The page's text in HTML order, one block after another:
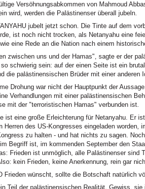
Versöhnungsabkommen von Mahmoud
wird, werden die Palästinenser überall jubeln.
jubelt jetzt schon. Die Tinte auf dem
ist noch nicht trocken, als Netanyahu eine
eine Rede an die Nation nach einem
zwischen uns und der Hamas", sagte er der
schwierig sein: auf der einen Seite ist ein
die palästinensischen Brüder mit einer anderen
Drohung war nicht der Hauptpunkt der
Verhandlungen mit einer palästinensischen
mit der "terroristischen Hamas" verbunden ist.
ist eine große Erleichterung für Netanyahu. Er
Herren des US-Kongresses eingeladen worden,
zu halten - und hat nichts zu sagen.
Begriff ist, im kommenden September den
Frieden ist unmöglich, alle Palästinenser sind
kein Frieden, keine Anerkennung, rein gar
Frieden wünscht, sollte die Botschaft natürlich
Teil der palästinensischen Realität. Gewiss,